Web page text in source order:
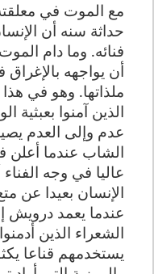
مع الموت في
حداثة سنه أن
فنائه. وما دام
أن يواجهه
ملذاتها. وهو في
الذين آمنوا بعبثية
عدم وإلى العدم
الشاب عندما أعلن
عاليا في وجه
الإنسان بعيدا عن متع
عندما يعمد درويش
الشعراء الذين
يستخدمهم قناعا